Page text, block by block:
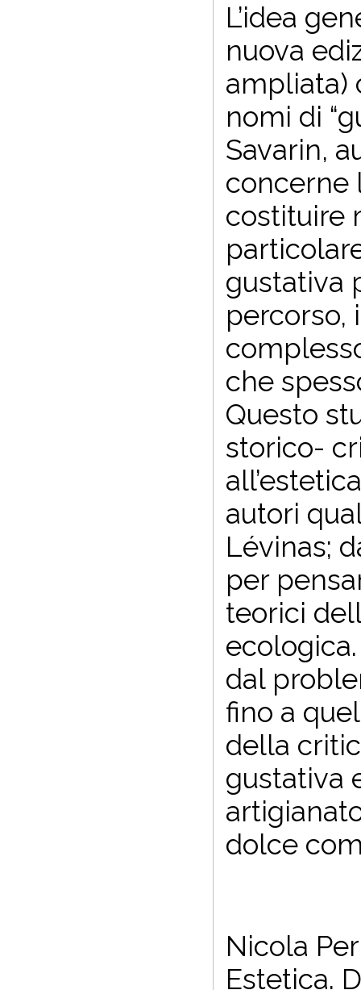
L’idea
nuova
ampliata)
nomi di
Savarin,
concerne
costituire
gustativa
percorso,
che
Questo
storico-
autori
Lévinas;
per
teorici
dal
fino a
della
gustativa
dolce
Nicola
Estetica.